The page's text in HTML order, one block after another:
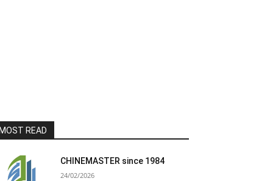
MOST READ
CHINEMASTER since 1984
24/02/2026